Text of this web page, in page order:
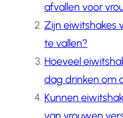
afvallen voor
Zijn eiwitshakes
te vallen?
Hoeveel
dag drinken om
Kunnen